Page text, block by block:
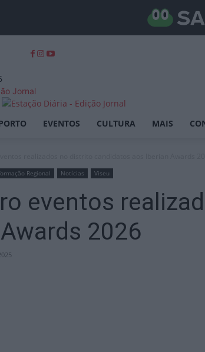
Jornal
EVENTOS CULTURA MAIS
Regional Notícias Viseu
eventos
2026